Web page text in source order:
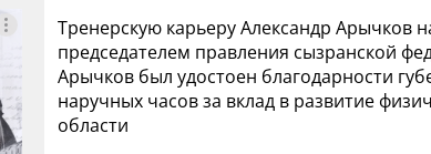
Тренерскую карьеру Александр Арычков
председателем правления сызранской
Арычков был удостоен благодарности
наручных часов за вклад в развитие
области